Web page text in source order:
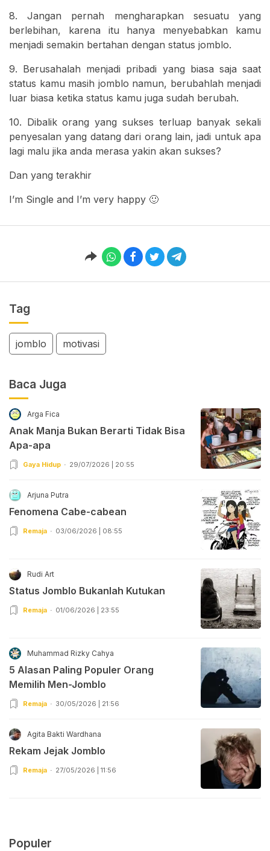
8. Jangan pernah mengharapkan sesuatu yang
berlebihan, karena itu hanya menyebabkan kamu
menjadi semakin bertahan dengan status jomblo.
9. Berusahalah menjadi pribadi yang biasa saja saat
status kamu masih jomblo namun, berubahlah menjadi
luar biasa ketika status kamu juga sudah berubah.
10. Dibalik orang yang sukses terluap banyak sekali
penyesalan yang datang dari orang lain, jadi untuk apa
lagi malu jika anda merasa yakin akan sukses?
Dan yang terakhir
I’m Single and I’m very happy 🙂
Tag
jomblo motivasi
Baca Juga
Arga Fica
Anak Manja Bukan Berarti Tidak Bisa
Apa-apa
Gaya Hidup 29/07/2026 | 20:55
Arjuna Putra
Fenomena Cabe-cabean
Remaja 03/06/2026 | 08:55
Rudi Art
Status Jomblo Bukanlah Kutukan
Remaja 01/06/2026 | 23:55
Muhammad Rizky Cahya
5 Alasan Paling Populer Orang
Memilih Men-Jomblo
Remaja 30/05/2026 | 21:56
Agita Bakti Wardhana
Rekam Jejak Jomblo
Remaja 27/05/2026 | 11:56
Populer